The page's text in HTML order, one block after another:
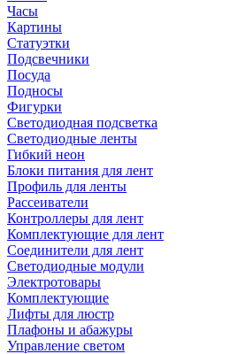
Часы
Картины
Статуэтки
Подсвечники
Посуда
Подносы
Фигурки
Светодиодная подсветка
Светодиодные ленты
Гибкий неон
Блоки питания для лент
Профиль для ленты
Рассеиватели
Контроллеры для лент
Комплектующие для лент
Соединители для лент
Светодиодные модули
Электротовары
Комплектующие
Лифты для люстр
Плафоны и абажуры
Управление светом